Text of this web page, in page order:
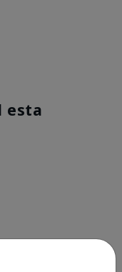
esta